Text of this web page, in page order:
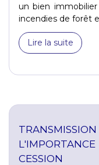
un bien
incendies de forêt
Lire la suite
CESSION